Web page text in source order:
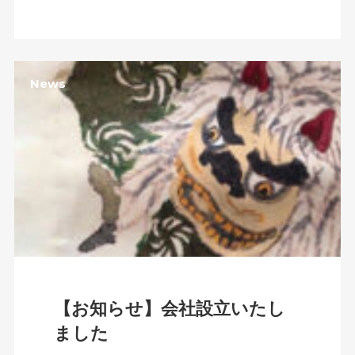
News
【お知らせ】会社設立いたし
ました